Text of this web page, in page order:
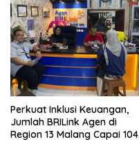
Perkuat Inklusi Keuangan,
Jumlah BRILink Agen di
Region 13 Malang Capai 104